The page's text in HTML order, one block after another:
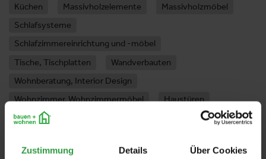
Zustimmung Details Über Cookies
Küchen
Massivholzelemente
Massivholzmöbel
Schlafsysteme
Schlafzimmereinrichtung und -möbel
Tische, Tischplatten
Wandverbauten
Wohnberatung, Interior Design
Wohnzimmer, Wohnzimmermöbel
Haustüren
Holztüren